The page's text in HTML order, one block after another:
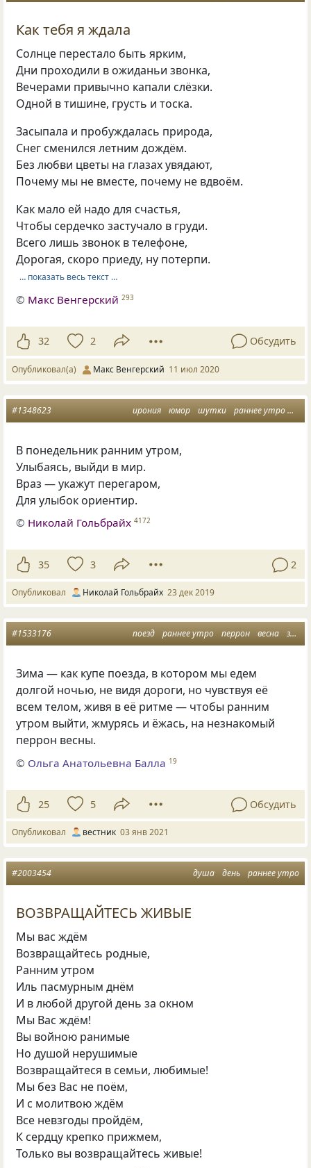
Как тебя я ждала
Солнце перестало быть ярким,
Дни проходили в ожиданьи звонка,
Вечерами привычно капали слёзки.
Одной в тишине, грусть и тоска.
Засыпала и пробуждалась природа,
Снег сменился летним дождём.
Без любви цветы на глазах увядают,
Почему мы не вместе, почему не вдвоём.
Как мало ей надо для счастья,
Чтобы сердечко застучало в груди.
Всего лишь звонок в телефоне,
Дорогая, скоро приеду, ну потерпи.
… показать весь текст …
© Макс Венгерский 293
32 2 Обсудить
Опубликовал(а) Макс Венгерский 11 июл 2020
ирония юмор шутки раннее утро
#1348623
В понедельник ранним утром,
Улыбаясь, выйди в мир.
Враз — укажут перегаром,
Для улыбок ориентир.
© Николай Гольбрайх 4172
35 3 2
Опубликовал Николай Гольбрайх 23 дек 2019
поезд раннее утро перрон весна зима
#1533176
Зима ― как купе поезда, в котором мы едем
долгой ночью, не видя дороги, но чувствуя её
всем телом, живя в её ритме ― чтобы ранним
утром выйти, жмурясь и ёжась, на незнакомый
перрон весны.
© Ольга Анатольевна Балла 19
25 5 Обсудить
Опубликовал вестник 03 янв 2021
душа день раннее утро
#2003454
ВОЗВРАЩАЙТЕСЬ ЖИВЫЕ
Мы вас ждём
Возвращайтесь родные,
Ранним утром
Иль пасмурным днём
И в любой другой день за окном
Мы Вас ждём!
Вы войною ранимые
Но душой нерушимые
Возвращайтеся в семьи, любимые!
Мы без Вас не поём,
И с молитвою ждём
Все невзгоды пройдём,
К сердцу крепко прижмем,
Только вы возвращайтесь живые!